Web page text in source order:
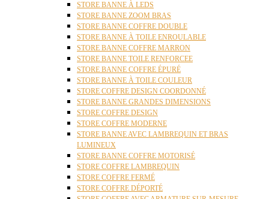
STORE BANNE À LEDS
STORE BANNE ZOOM BRAS
STORE BANNE COFFRE DOUBLE
STORE BANNE À TOILE ENROULABLE
STORE BANNE COFFRE MARRON
STORE BANNE TOILE RENFORCEE
STORE BANNE COFFRE ÉPURÉ
STORE BANNE À TOILE COULEUR
STORE COFFRE DESIGN COORDONNÉ
STORE BANNE GRANDES DIMENSIONS
STORE COFFRE DESIGN
STORE COFFRE MODERNE
STORE BANNE AVEC LAMBREQUIN ET BRAS
LUMINEUX
STORE BANNE COFFRE MOTORISÉ
STORE COFFRE LAMBREQUIN
STORE COFFRE FERMÉ
STORE COFFRE DÉPORTÉ